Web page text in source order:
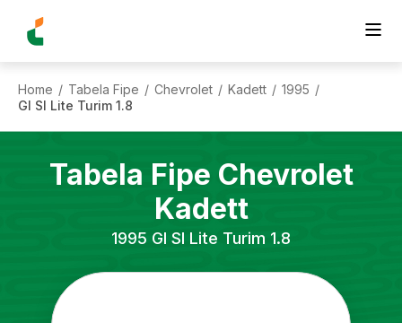
Home / Tabela Fipe / Chevrolet / Kadett / 1995 /
Gl Sl Lite Turim 1.8
Tabela Fipe Chevrolet
Kadett
1995 Gl Sl Lite Turim 1.8